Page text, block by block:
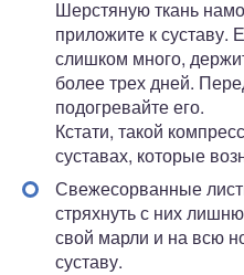
Шерстяную ткань
приложите к суставу.
слишком много,
более трех дней.
подогревайте его.
Кстати, такой
суставах, которые
Свежесорванные
стряхнуть с них
свой марли и на всю
суставу.